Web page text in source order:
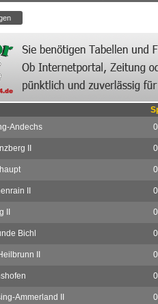
Andechs 0
II 0
0
II 0
0
Bichl 0
II 0
0
Ammerland II 0